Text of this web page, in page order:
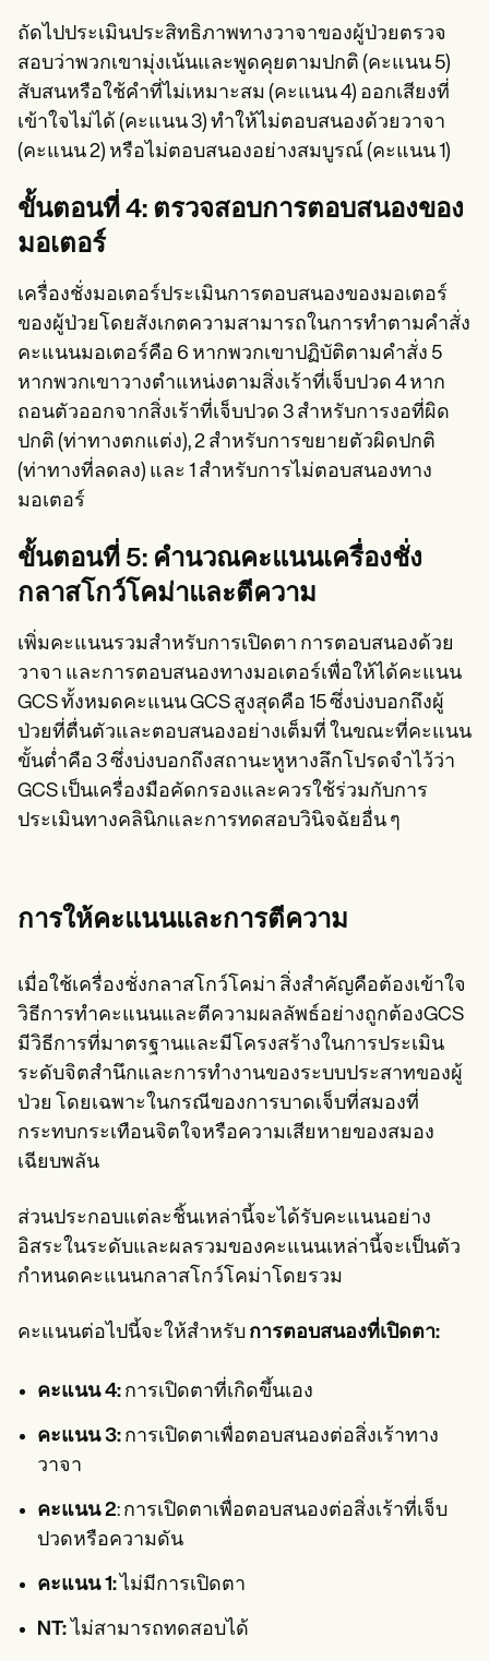
ถัดไปประเมินประสิทธิภาพทางวาจาของผู้ป่วยตรวจ
สอบว่าพวกเขามุ่งเน้นและพูดคุยตามปกติ (คะแนน 5)
สับสนหรือใช้คำที่ไม่เหมาะสม (คะแนน 4) ออกเสียงที่
เข้าใจไม่ได้ (คะแนน 3) ทำให้ไม่ตอบสนองด้วยวาจา
(คะแนน 2) หรือไม่ตอบสนองอย่างสมบูรณ์ (คะแนน 1)
ขั้นตอนที่ 4: ตรวจสอบการตอบสนองของ
มอเตอร์
เครื่องชั่งมอเตอร์ประเมินการตอบสนองของมอเตอร์
ของผู้ป่วยโดยสังเกตความสามารถในการทำตามคำสั่ง
คะแนนมอเตอร์คือ 6 หากพวกเขาปฏิบัติตามคำสั่ง 5
หากพวกเขาวางตำแหน่งตามสิ่งเร้าที่เจ็บปวด 4 หาก
ถอนตัวออกจากสิ่งเร้าที่เจ็บปวด 3 สำหรับการงอที่ผิด
ปกติ (ท่าทางตกแต่ง), 2 สำหรับการขยายตัวผิดปกติ
(ท่าทางที่ลดลง) และ 1 สำหรับการไม่ตอบสนองทาง
มอเตอร์
ขั้นตอนที่ 5: คำนวณคะแนนเครื่องชั่ง
กลาสโกว์โคม่าและตีความ
เพิ่มคะแนนรวมสำหรับการเปิดตา การตอบสนองด้วย
วาจา และการตอบสนองทางมอเตอร์เพื่อให้ได้คะแนน
GCS ทั้งหมดคะแนน GCS สูงสุดคือ 15 ซึ่งบ่งบอกถึงผู้
ป่วยที่ตื่นตัวและตอบสนองอย่างเต็มที่ ในขณะที่คะแนน
ขั้นต่ำคือ 3 ซึ่งบ่งบอกถึงสถานะหูหางลึกโปรดจำไว้ว่า
GCS เป็นเครื่องมือคัดกรองและควรใช้ร่วมกับการ
ประเมินทางคลินิกและการทดสอบวินิจฉัยอื่น ๆ
การให้คะแนนและการตีความ
เมื่อใช้เครื่องชั่งกลาสโกว์โคม่า สิ่งสำคัญคือต้องเข้าใจ
วิธีการทำคะแนนและตีความผลลัพธ์อย่างถูกต้องGCS
มีวิธีการที่มาตรฐานและมีโครงสร้างในการประเมิน
ระดับจิตสำนึกและการทำงานของระบบประสาทของผู้
ป่วย โดยเฉพาะในกรณีของการบาดเจ็บที่สมองที่
กระทบกระเทือนจิตใจหรือความเสียหายของสมอง
เฉียบพลัน
ส่วนประกอบแต่ละชิ้นเหล่านี้จะได้รับคะแนนอย่าง
อิสระในระดับและผลรวมของคะแนนเหล่านี้จะเป็นตัว
กำหนดคะแนนกลาสโกว์โคม่าโดยรวม
คะแนนต่อไปนี้จะให้สำหรับ การตอบสนองที่เปิดตา:
คะแนน 4: การเปิดตาที่เกิดขึ้นเอง
คะแนน 3: การเปิดตาเพื่อตอบสนองต่อสิ่งเร้าทาง
วาจา
คะแนน 2: การเปิดตาเพื่อตอบสนองต่อสิ่งเร้าที่เจ็บ
ปวดหรือความดัน
คะแนน 1: ไม่มีการเปิดตา
NT: ไม่สามารถทดสอบได้